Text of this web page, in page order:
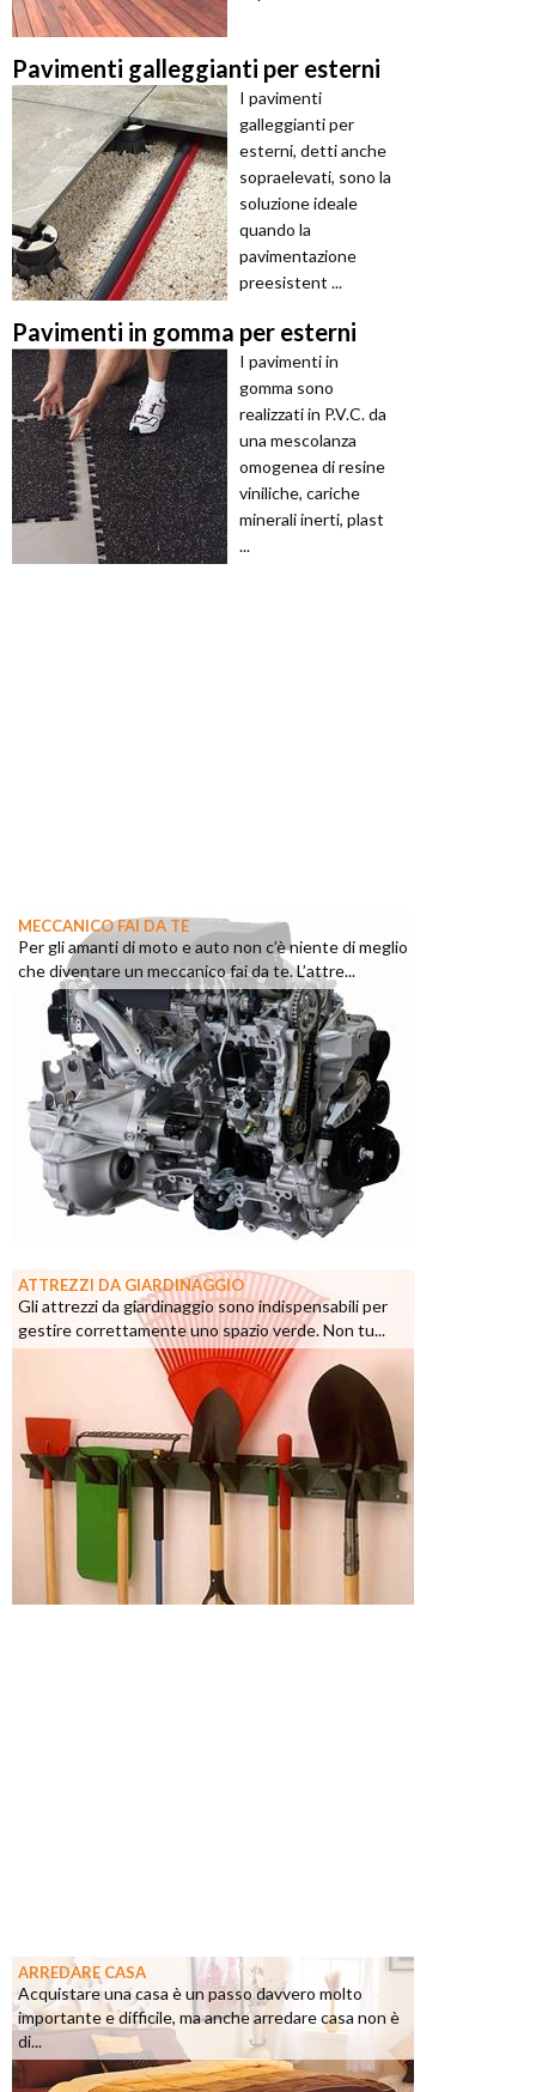
Pavimenti galleggianti per esterni
I pavimenti
galleggianti per
esterni, detti anche
sopraelevati, sono la
soluzione ideale
quando la
pavimentazione
preesistent ...
Pavimenti in gomma per esterni
I pavimenti in
gomma sono
realizzati in P.V.C. da
una mescolanza
omogenea di resine
viniliche, cariche
minerali inerti, plast
...
MECCANICO FAI DA TE
Per gli amanti di moto e auto non c’è niente di meglio
che diventare un meccanico fai da te. L’attre...
ATTREZZI DA GIARDINAGGIO
Gli attrezzi da giardinaggio sono indispensabili per
gestire correttamente uno spazio verde. Non tu...
ARREDARE CASA
Acquistare una casa è un passo davvero molto
importante e difficile, ma anche arredare casa non è
di...